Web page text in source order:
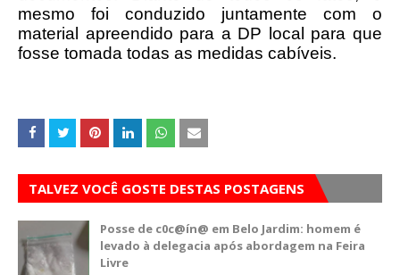
mesmo foi conduzido juntamente com o
material apreendido para a DP local para que
fosse tomada todas as medidas cabíveis.
TALVEZ VOCÊ GOSTE DESTAS POSTAGENS
Posse de c0c@ín@ em Belo Jardim: homem é
levado à delegacia após abordagem na Feira
Livre